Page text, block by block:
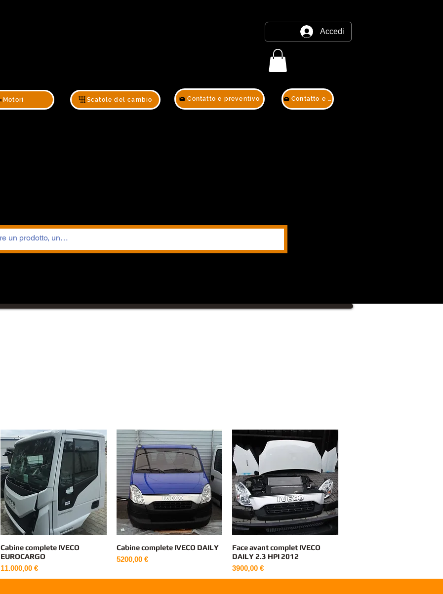
Motori Scatole del cambio
Accedi
Contatto e preventivo Contatto e preventivo
Vista rapida
Cabine complete IVECO
EUROCARGO
Prezzo
11.000,00 €
Vista rapida
Cabine complete IVECO DAILY
Prezzo
5200,00 €
Vista rapida
Face avant complet IVECO
DAILY 2.3 HPI 2012
Prezzo
3900,00 €